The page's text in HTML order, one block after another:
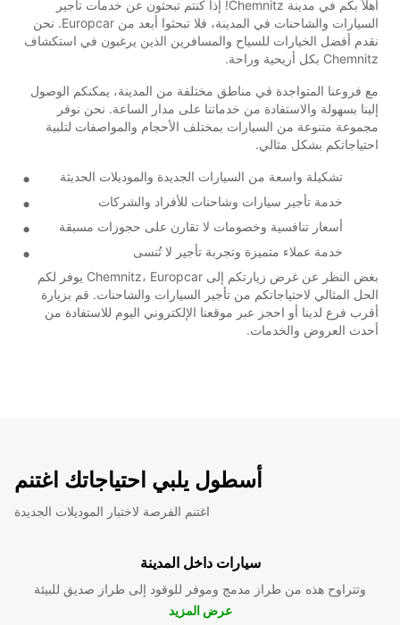
أهلاً بكم في مدينة Chemnitz! إذا كنتم تبحثون عن خدمات تأجير
السيارات والشاحنات في المدينة، فلا تبحثوا أبعد من Europcar. نحن
نقدم أفضل الخيارات للسياح والمسافرين الذين يرغبون في استكشاف
Chemnitz بكل أريحية وراحة.
مع فروعنا المتواجدة في مناطق مختلفة من المدينة، يمكنكم الوصول
إلينا بسهولة والاستفادة من خدماتنا على مدار الساعة. نحن نوفر
مجموعة متنوعة من السيارات بمختلف الأحجام والمواصفات لتلبية
احتياجاتكم بشكل مثالي.
تشكيلة واسعة من السيارات الجديدة والموديلات الحديثة
خدمة تأجير سيارات وشاحنات للأفراد والشركات
أسعار تنافسية وخصومات لا تقارن على حجوزات مسبقة
خدمة عملاء متميزة وتجربة تأجير لا تُنسى
بغض النظر عن غرض زيارتكم إلى Chemnitz، Europcar يوفر لكم
الحل المثالي لاحتياجاتكم من تأجير السيارات والشاحنات. قم بزيارة
أقرب فرع لدينا أو احجز عبر موقعنا الإلكتروني اليوم للاستفادة من
أحدث العروض والخدمات.
أسطول يلبي احتياجاتك اغتنم
اغتنم الفرصة لاختبار الموديلات الجديدة
سيارات داخل المدينة
وتتراوح هذه من طراز مدمج وموفر للوقود إلى طراز صديق للبيئة
عرض المزيد